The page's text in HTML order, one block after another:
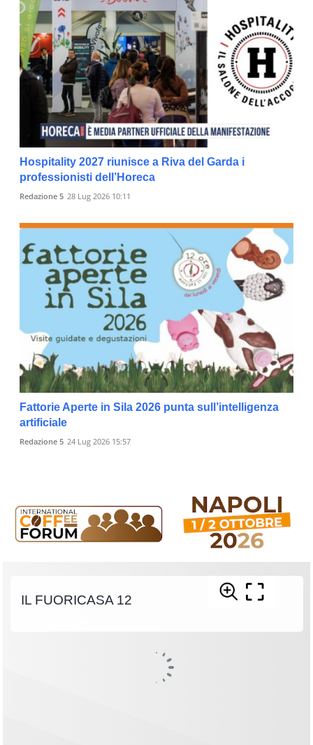
Hospitality 2027 riunisce a Riva del Garda i
professionisti dell’Horeca
Redazione 5 28 Lug 2026 10:11
Fattorie Aperte in Sila 2026 punta sull’intelligenza
artificiale
Redazione 5 24 Lug 2026 15:57